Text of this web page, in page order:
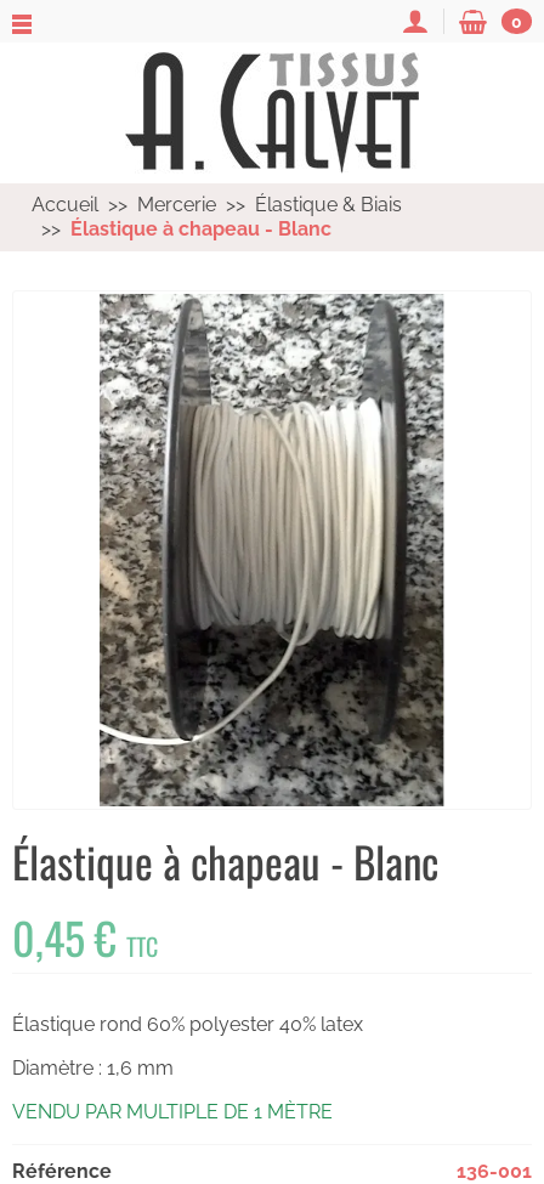
0
Accueil Mercerie
Élastique & Biais
Élastique à chapeau - Blanc
Élastique à chapeau - Blanc
0,45 € TTC
Élastique rond 60% polyester 40% latex
Diamètre : 1,6 mm
VENDU PAR MULTIPLE DE 1 MÈTRE
Référence 136-001